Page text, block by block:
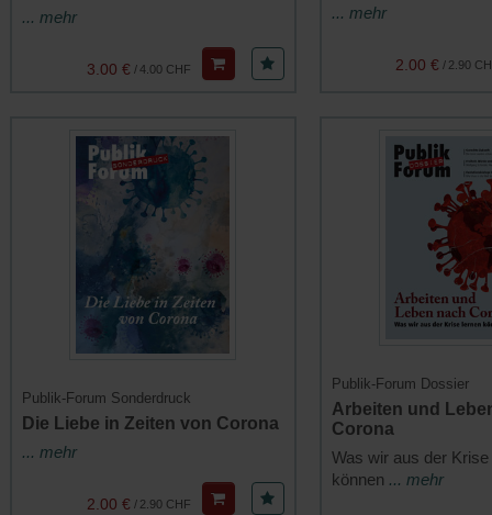
... mehr
4.00 CHF
/
3.00 €
... mehr
2.90
/
2.00 €
Publik-Forum Sonderdruck
Die Liebe in Zeiten von Corona
... mehr
2.90 CHF
/
2.00 €
Publik-Forum Dossier
Arbeiten und
Corona
Was wir aus der Krise
können ... mehr